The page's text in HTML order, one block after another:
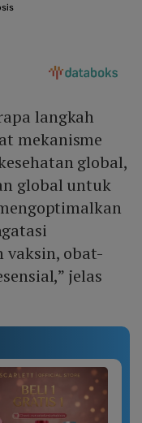
langkah
mekanisme
global,
global untuk
vaksin, obat-
jelas